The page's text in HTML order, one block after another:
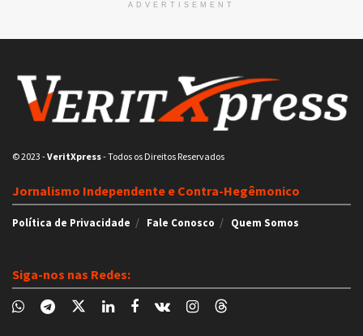
ADVERTISEMENT
© 2023 -VeritXpress- Todos os Direitos Reservados
Jornalismo Independente e Contra-Hegêmonico
Política de Privacidade Fale Conosco Quem Somos
Siga-nos nas Redes: